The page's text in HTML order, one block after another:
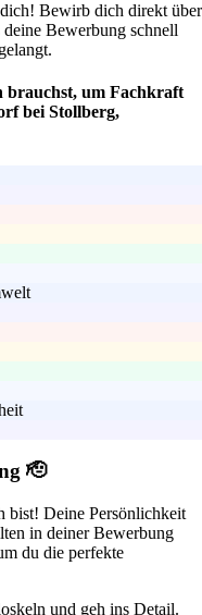
Bewirb dich direkt über
Bewerbung schnell
brauchst, um Fachkraft
bei Stollberg,
🫡
bist! Deine Persönlichkeit
in deiner Bewerbung
du die perfekte
und geh ins Detail.